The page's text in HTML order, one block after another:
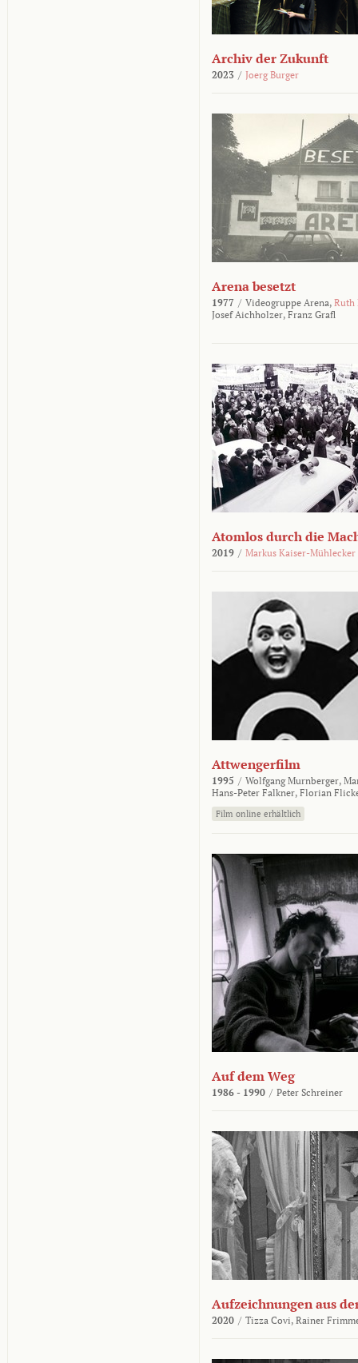
Archiv der Zukunft
2023 / Joerg Burger
Arena besetzt
1977 / Videogruppe Arena, Ruth
Josef Aichholzer, Franz Grafl
Atomlos durch die
2019 / Markus Kaiser-Mühlecker
Attwengerfilm
1995 / Wolfgang Murnberger,
Hans-Peter Falkner, Florian
Film online erhältlich
Auf dem Weg
1986 - 1990 / Peter Schreiner
Aufzeichnungen aus
2020 / Tizza Covi, Rainer